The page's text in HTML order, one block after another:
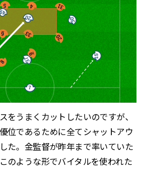
をうまくカットしたいのですが、
位であるために全てシャットアウ
た。金監督が昨年まで率いていた
のような形でバイタルを使われた